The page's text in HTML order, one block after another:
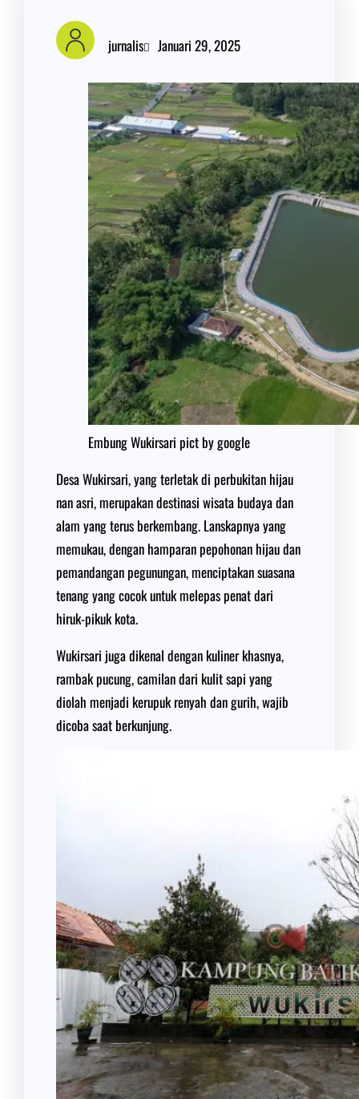
jurnalis Januari 29, 2025
Embung Wukirsari pict by google
Desa Wukirsari, yang terletak di perbukitan hijau
nan asri, merupakan destinasi wisata budaya dan
alam yang terus berkembang. Lanskapnya yang
memukau, dengan hamparan pepohonan hijau dan
pemandangan pegunungan, menciptakan suasana
tenang yang cocok untuk melepas penat dari
hiruk-pikuk kota.
Wukirsari juga dikenal dengan kuliner khasnya,
rambak pucung, camilan dari kulit sapi yang
diolah menjadi kerupuk renyah dan gurih, wajib
dicoba saat berkunjung.